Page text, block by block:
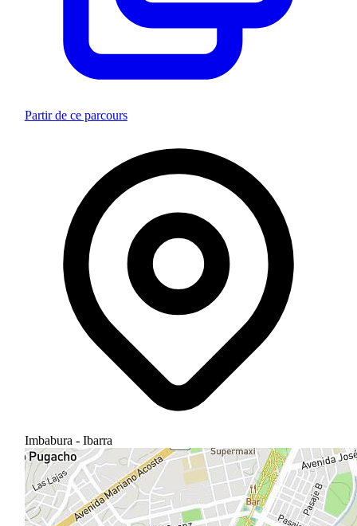
Partir de ce parcours
Imbabura - Ibarra